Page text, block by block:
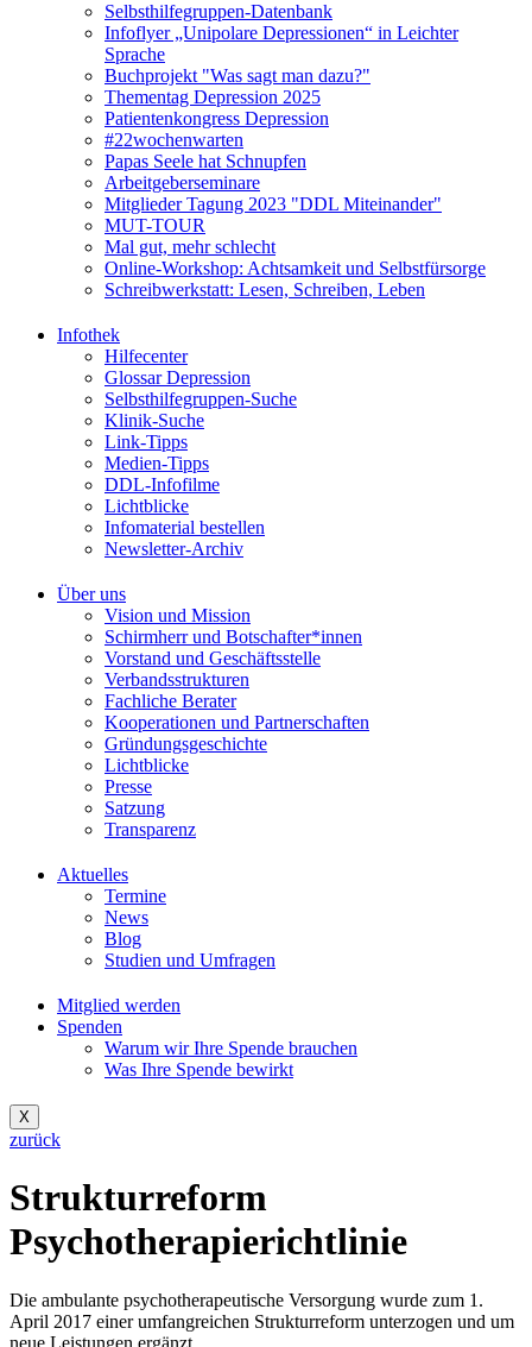
Selbsthilfegruppen-Datenbank
Infoflyer „Unipolare Depressionen“ in Leichter
Sprache
Buchprojekt "Was sagt man dazu?"
Thementag Depression 2025
Patientenkongress Depression
#22wochenwarten
Papas Seele hat Schnupfen
Arbeitgeberseminare
Mitglieder Tagung 2023 "DDL Miteinander"
MUT-TOUR
Mal gut, mehr schlecht
Online-Workshop: Achtsamkeit und Selbstfürsorge
Schreibwerkstatt: Lesen, Schreiben, Leben
Infothek
Hilfecenter
Glossar Depression
Selbsthilfegruppen-Suche
Klinik-Suche
Link-Tipps
Medien-Tipps
DDL-Infofilme
Lichtblicke
Infomaterial bestellen
Newsletter-Archiv
Über uns
Vision und Mission
Schirmherr und Botschafter*innen
Vorstand und Geschäftsstelle
Verbandsstrukturen
Fachliche Berater
Kooperationen und Partnerschaften
Gründungsgeschichte
Lichtblicke
Presse
Satzung
Transparenz
Aktuelles
Termine
News
Blog
Studien und Umfragen
Mitglied werden
Spenden
Warum wir Ihre Spende brauchen
Was Ihre Spende bewirkt
X
zurück
Strukturreform
Psychotherapierichtlinie
Die ambulante psychotherapeutische Versorgung wurde zum 1.
April 2017 einer umfangreichen Strukturreform unterzogen und um
neue Leistungen ergänzt.